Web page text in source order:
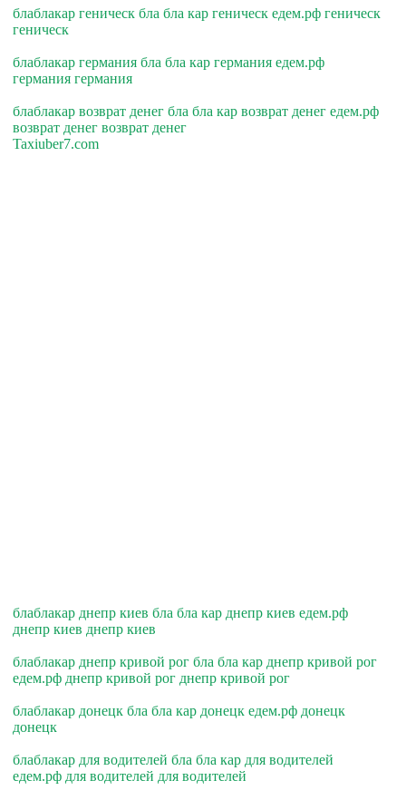
блаблакар геническ бла бла кар геническ едем.рф геническ
геническ
блаблакар германия бла бла кар германия едем.рф
германия германия
блаблакар возврат денег бла бла кар возврат денег едем.рф
возврат денег возврат денег
Taxiuber7.com
блаблакар днепр киев бла бла кар днепр киев едем.рф
днепр киев днепр киев
блаблакар днепр кривой рог бла бла кар днепр кривой рог
едем.рф днепр кривой рог днепр кривой рог
блаблакар донецк бла бла кар донецк едем.рф донецк
донецк
блаблакар для водителей бла бла кар для водителей
едем.рф для водителей для водителей